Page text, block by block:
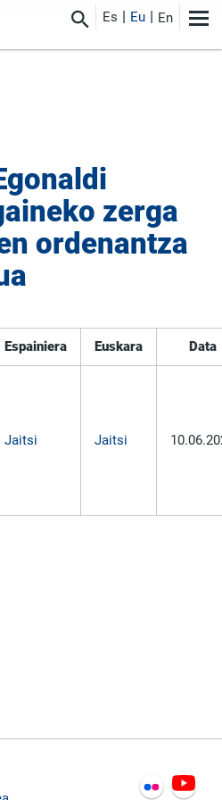
Es Eu En
zerga
ordenantza
Espainiera Euskara Data
Jaitsi Jaitsi